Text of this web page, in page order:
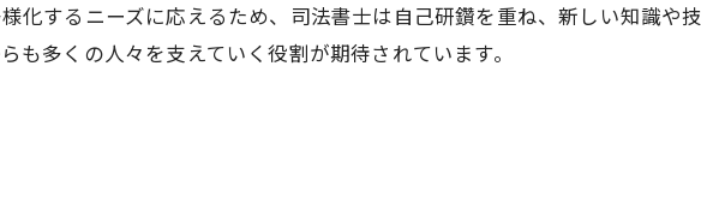
化するニーズに応えるため、司法書士は自己研鑽を重ね、新しい知識や
多くの人々を支えていく役割が期待されています。